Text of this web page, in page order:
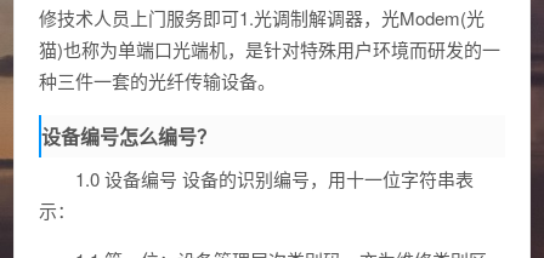
修技术人员上门服务即可1.光调制解调器，光Modem(光
猫)也称为单端口光端机，是针对特殊用户环境而研发的一
种三件一套的光纤传输设备。
设备编号怎么编号？
1.0 设备编号 设备的识别编号，用十一位字符串表
示：